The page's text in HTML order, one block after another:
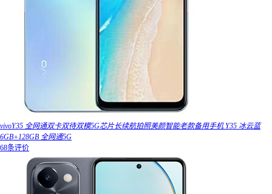
vivoY35 全网通双卡双待双模5G芯片长续航拍照美颜智能老款备用手机 Y35 冰云蓝
6GB+128GB 全网通5G
68条评价